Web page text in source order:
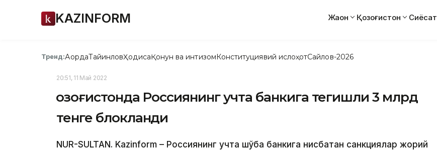
KAZINFORM Жаҳон Қозоғистон Сиёсат
Тренд:АқордаТайинловҲодисаҚонун ва интизомКонституциявий ислоҳотСайлов-2026
20:51, 11 Май 2022
Қозоғистонда Россиянинг учта банкига тегишли 3 млрд
тенге блокланди
NUR-SULTAN. Kazinform – Россиянинг учта шўба банкига нисбатан санкциялар жорий